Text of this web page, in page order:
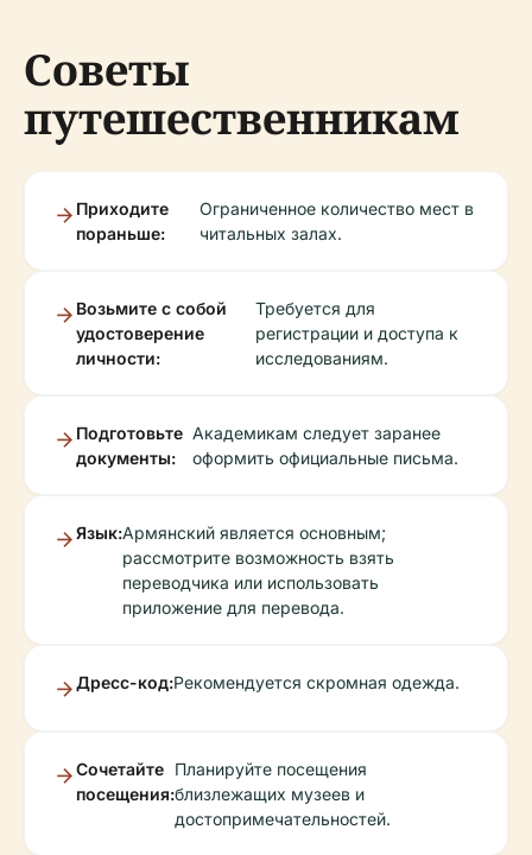
Советы
путешественникам
Приходите
пораньше:
Ограниченное количество мест в
читальных залах.
Возьмите с собой
удостоверение
личности:
Требуется для
регистрации и доступа к
исследованиям.
Подготовьте
документы:
Академикам следует заранее
оформить официальные письма.
Язык:Армянский является основным;
рассмотрите возможность взять
переводчика или использовать
приложение для перевода.
Дресс-код:Рекомендуется скромная одежда.
Сочетайте
посещения:
Планируйте посещения
близлежащих музеев и
достопримечательностей.